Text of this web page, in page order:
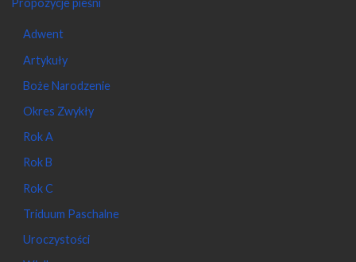
Propozycje pieśni
Adwent
Artykuły
Boże Narodzenie
Okres Zwykły
Rok A
Rok B
Rok C
Triduum Paschalne
Uroczystości